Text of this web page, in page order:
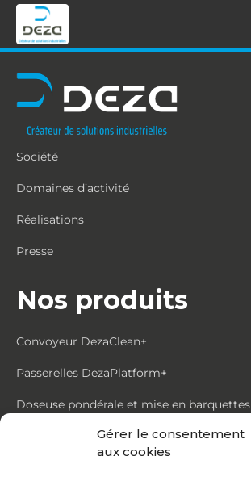
Gérer le consentement
aux cookies
Société
Domaines d’activité
Réalisations
Presse
Nos produits
Convoyeur DezaClean+
Passerelles DezaPlatform+
Doseuse pondérale et mise en barquettes
Trémie mouvante DezaMouv+